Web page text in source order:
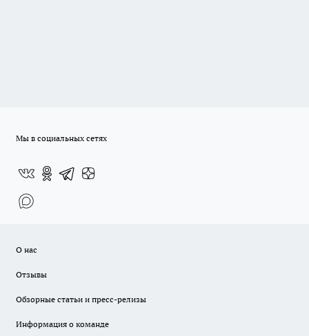
Мы в социальных сетях
О нас
Отзывы
Обзорные статьи и пресс-релизы
Информация о команде